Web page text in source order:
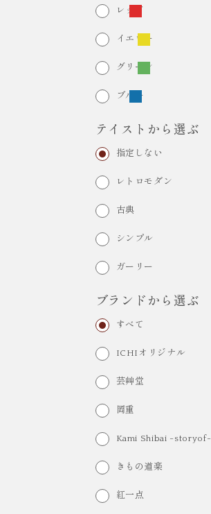
レッド
イエロー
グリーン
ブルー
テイストから選ぶ
指定しない
レトロモダン
古典
シンプル
ガーリー
ブランドから選ぶ
すべて
ICHIオリジナル
芸艸堂
岡重
Kami Shibai -storyof-
きもの道楽
紅一点